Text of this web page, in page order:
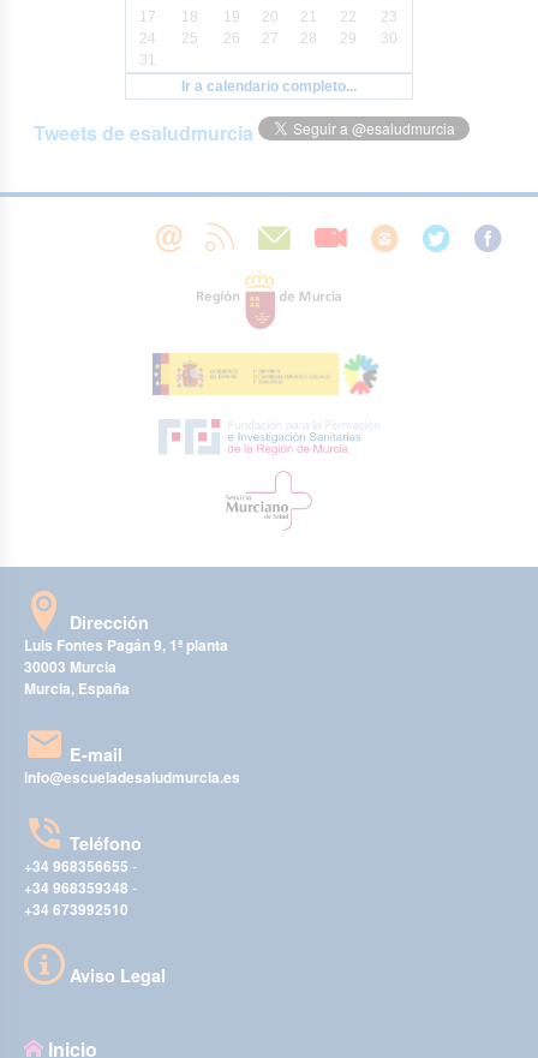
17
18 19 20 21 22
23
24
25 26 27 28 29
30
31
Ir a calendario completo...
Tweets de esaludmurcia
Dirección
Luis Fontes Pagán 9, 1ª planta
30003 Murcia
Murcia, España
E-mail
info@escueladesaludmurcia.es
Teléfono
+34 968356655 -
+34 968359348 -
+34 673992510
Aviso Legal
Inicio